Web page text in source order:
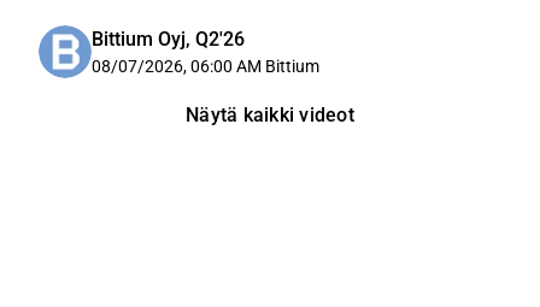
Bittium Oyj, Q2'26
08/07/2026, 06:00 AM Bittium
Näytä kaikki videot